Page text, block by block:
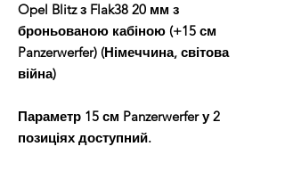
Opel Blitz з Flak38 20 мм з
броньованою кабіною (+15 см
Panzerwerfer) (Німеччина, світова
війна)
Параметр 15 см Panzerwerfer у 2
позиціях доступний.